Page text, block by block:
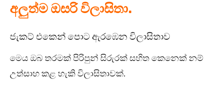
අලුත්ම ඔසරි විලාසිතා.
ජැකට් එකෙන් පොට ඇරඹෙන විලාසිතාව
මෙය ඔබ තරමක් පිරිපුන් සිරුරක් සහිත කෙනෙක් නම්
උත්සාහ කළ හැකි විලාසිතාවක්.